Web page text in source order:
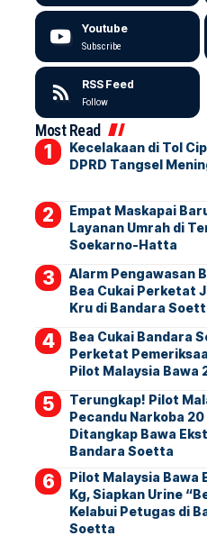
Youtube
Subscribe
RSS Feed
Follow
Most Read
Kecelakaan di Tol
DPRD Tangsel
Empat Maskapai
Layanan Umrah di
Soekarno-Hatta
Alarm Pengawasan
Bea Cukai Perketat
Kru di Bandara
Bea Cukai Bandara
Perketat
Pilot Malaysia Bawa
Terungkap! Pilot
Pecandu Narkoba
Ditangkap Bawa
Bandara Soetta
Pilot Malaysia Bawa
Kg, Siapkan Urine
Kelabui Petugas di
Soetta